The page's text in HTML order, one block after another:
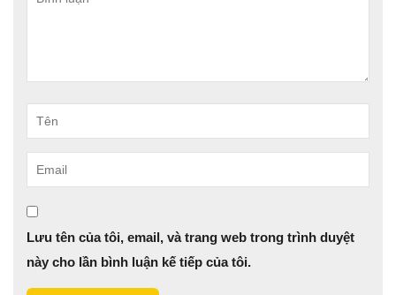
Tên
Email
Lưu tên của tôi, email, và trang web trong trình duyệt
này cho lần bình luận kế tiếp của tôi.